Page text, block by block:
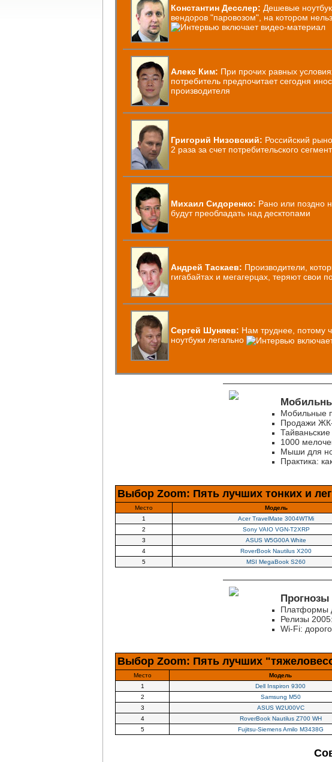
Константин Десслер: Дешевые
вендоров "паровозом", на котором
Алекс Ким: При прочих равных
потребитель предпочитает сегодня
производителя
Григорий Низовский: Российский
2 раза за счет потребительского
Михаил Сидоренко: Рано или поздно
будут преобладать над десктопами
Андрей Таскаев: Производители,
гигабайтах и мегагерцах, теряют свои
Сергей Шуняев: Нам труднее, потому
ноутбуки легально
Мобильные
Продажи
1000
Мыши для
Практика:
Выбор Zoom: Пять лучших тонких и
Место Модель
1
Acer TravelMate 3004WTMi
2
Sony VAIO VGN-T2XRP
3
ASUS W5G00A White
4
RoverBook Nautilus X200
5
MSI MegaBook S260
Прогнозы
Платформы
Релизы
Wi-Fi:
Выбор Zoom: Пять лучших
Место Модель
1
Dell Inspiron 9300
2
Samsung M50
3
ASUS W2U00VC
4
RoverBook Nautilus Z700 WH
5
Fujitsu-Siemens Amilo M3438G